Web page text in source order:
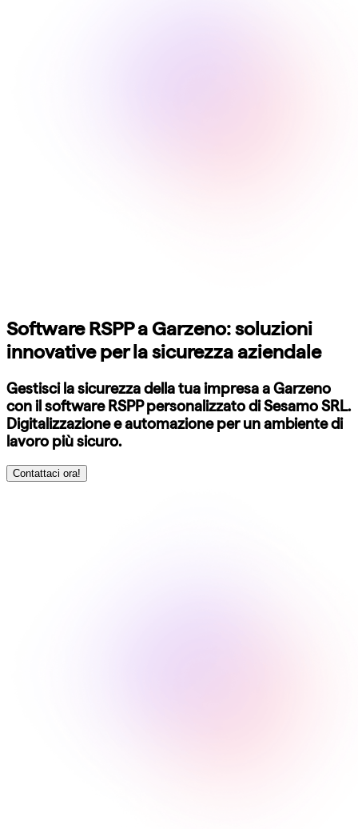
Software RSPP a Garzeno: soluzioni
innovative per la sicurezza aziendale
Gestisci la sicurezza della tua impresa a Garzeno
con il software RSPP personalizzato di Sesamo SRL.
Digitalizzazione e automazione per un ambiente di
lavoro più sicuro.
Contattaci ora!